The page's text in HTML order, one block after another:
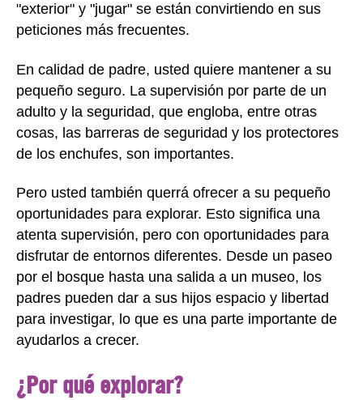
"exterior" y "jugar" se están convirtiendo en sus
peticiones más frecuentes.
En calidad de padre, usted quiere mantener a su
pequeño seguro. La supervisión por parte de un
adulto y la seguridad, que engloba, entre otras
cosas, las barreras de seguridad y los protectores
de los enchufes, son importantes.
Pero usted también querrá ofrecer a su pequeño
oportunidades para explorar. Esto significa una
atenta supervisión, pero con oportunidades para
disfrutar de entornos diferentes. Desde un paseo
por el bosque hasta una salida a un museo, los
padres pueden dar a sus hijos espacio y libertad
para investigar, lo que es una parte importante de
ayudarlos a crecer.
¿Por qué explorar?